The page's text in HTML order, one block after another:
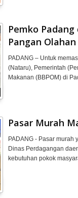
Pemko
Pangan Olahan
PADANG – Untuk
(Nataru), Pemerintah
Makanan (BBPOM) di
Pasar Murah
PADANG - Pasar
Dinas Perdagangan
kebutuhan pokok